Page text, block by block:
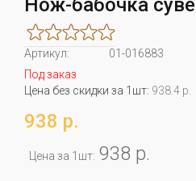
Нож-бабочка
Артикул:
01-016883
Под заказ
Цена без скидки за 1шт: 938.4 р.
938 р.
Цена за 1шт: 938 р.